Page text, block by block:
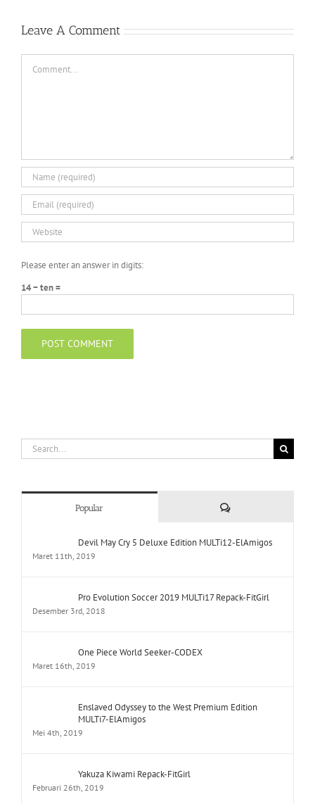
No
Macro
Leave A Comment
Please enter an answer in digits:
14 − ten =
Search
for:
Popular Comments
Devil May Cry 5 Deluxe Edition MULTi12-ElAmigos
Maret 11th, 2019
Pro Evolution Soccer 2019 MULTi17 Repack-FitGirl
Desember 3rd, 2018
One Piece World Seeker-CODEX
Maret 16th, 2019
Enslaved Odyssey to the West Premium Edition
MULTi7-ElAmigos
Mei 4th, 2019
Yakuza Kiwami Repack-FitGirl
Februari 26th, 2019